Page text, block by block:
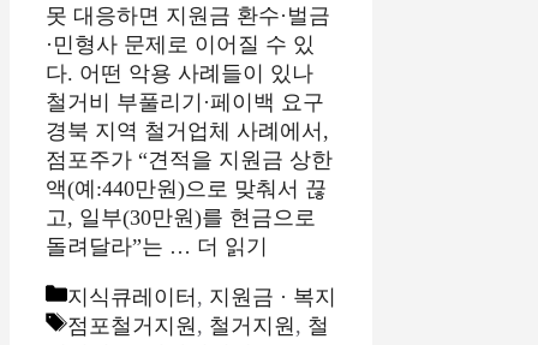
못 대응하면 지원금 환수·벌금
·민형사 문제로 이어질 수 있
다. 어떤 악용 사례들이 있나
철거비 부풀리기·페이백 요구
경북 지역 철거업체 사례에서,
점포주가 “견적을 지원금 상한
액(예:440만원)으로 맞춰서 끊
고, 일부(30만원)를 현금으로
돌려달라”는 … 더 읽기
카
테
지식큐레이터 , 지원금 · 복지
태
점포철거지원 , 철거지원 , 철